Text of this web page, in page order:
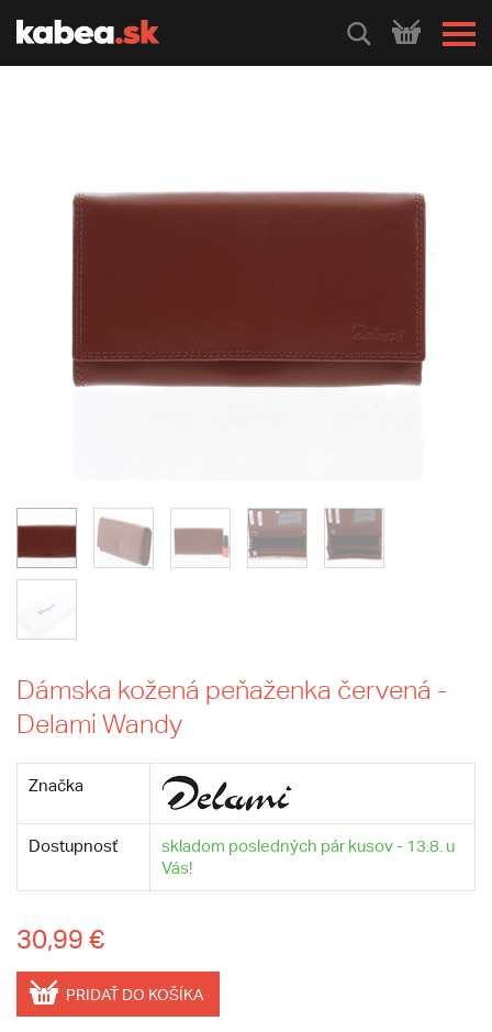
HLEDEJ
Dámska kožená peňaženka červená -
Delami Wandy
Značka
Dostupnosť
skladom posledných pár kusov - 13.8. u
Vás!
30,99 €
PRIDAŤ DO KOŠÍKA